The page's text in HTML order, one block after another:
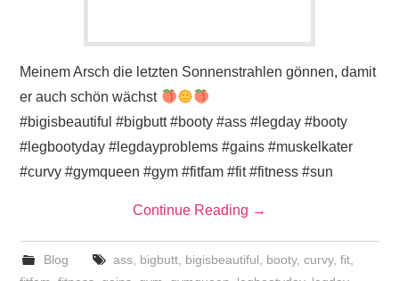
Meinem Arsch die letzten Sonnenstrahlen gönnen, damit
er auch schön wächst
#bigisbeautiful #bigbutt #booty #ass #legday #booty
#legbootyday #legdayproblems #gains #muskelkater
#curvy #gymqueen #gym #fitfam #fit #fitness #sun
Continue Reading →
Blog ass, bigbutt, bigisbeautiful booty, curvy, fit,